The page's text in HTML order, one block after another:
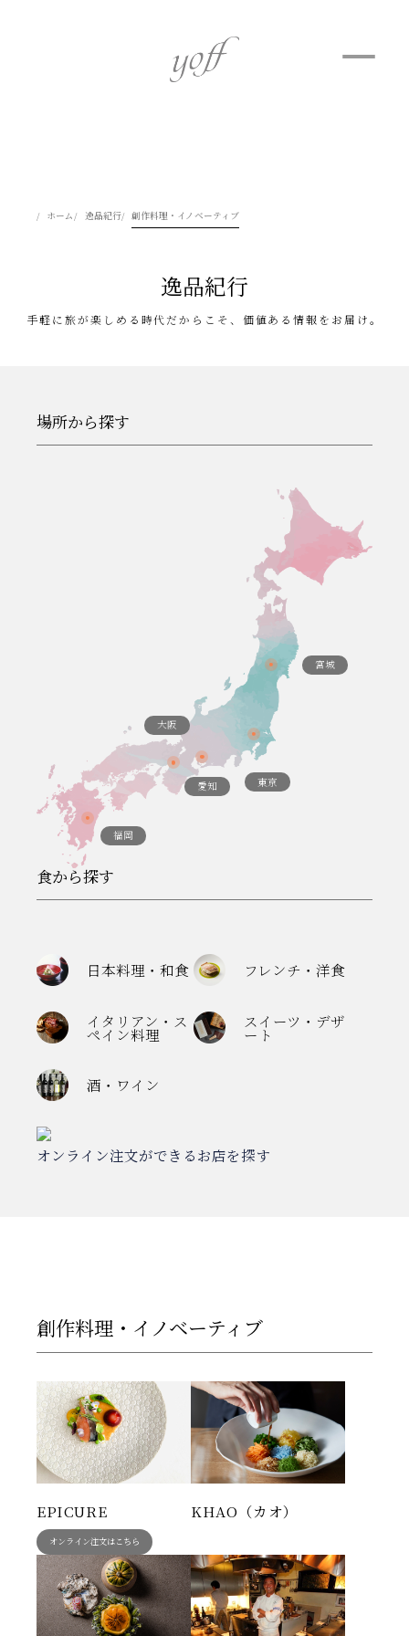
ホーム 逸品紀行 創作料理・イノベーティブ
逸品紀行
手軽に旅が楽しめる時代だからこそ、価値ある情報をお届け。
場所から探す
宮城
愛知 東京
大阪
福岡
食から探す
日本料理・和食 フレンチ・洋食
イタリアン・ス
ペイン料理
スイーツ・デザ
ート
酒・ワイン
オンライン注文ができるお店を探す
創作料理・イノベーティブ
EPICURE
オンライン注文はこちら
KHAO（カオ）